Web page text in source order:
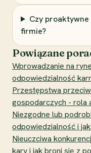
Czy
firmie?
Powiązane
Wprowadzanie na
odpowiedzialność
Przestępstwa
gospodarczych - rola
Niezgodne lub
odpowiedzialność i
Nieuczciwa
kary i jak broni się z